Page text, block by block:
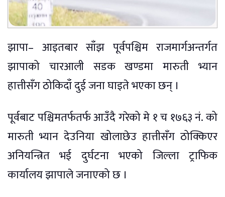
झापा– आइतबार साँझ पूर्वपश्चिम राजमार्गअन्तर्गत
झापाको चारआली सडक खण्डमा मारुती भ्यान
हात्तीसँग ठोकिदाँ दुई जना घाइते भएका छन् ।
पूर्वबाट पश्चिमतर्फतर्फ आउँदै गरेको मे १ च १७६३ नं. को
मारुती भ्यान देउनिया खोलाछेउ हात्तीसँग ठोक्किएर
अनियन्त्रित भई दुर्घटना भएको जिल्ला ट्राफिक
कार्यालय झापाले जनाएको छ ।